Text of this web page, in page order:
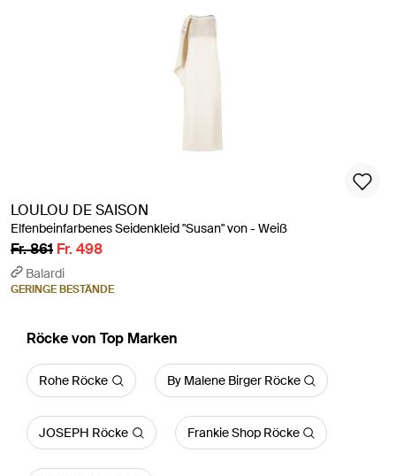
LOULOU DE SAISON
Elfenbeinfarbenes Seidenkleid "Susan" von - Weiß
Fr. 861 Fr. 498
Balardi
GERINGE BESTÄNDE
Röcke von Top Marken
Rohe Röcke By Malene Birger Röcke
JOSEPH Röcke Frankie Shop Röcke